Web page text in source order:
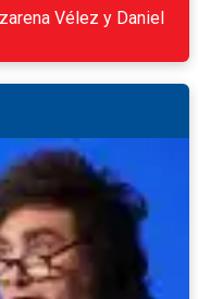
Vélez y Daniel